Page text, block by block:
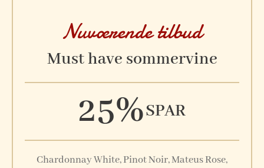
Nuværende tilbud
Must have sommervine
25%SPAR
Chardonnay White, Pinot Noir, Mateus Rose,